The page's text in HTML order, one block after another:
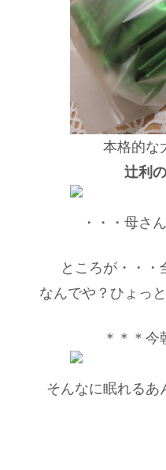
本格的な
辻利
・・・母さ
ところが・・・
なんでや？ひょっと
＊＊＊今
そんなに眠れるあ